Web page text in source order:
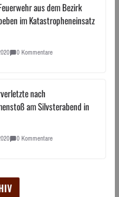
aus dem Bezirk
im Katastropheneinsatz
0 Kommentare
nach
am Silvsterabend in
0 Kommentare